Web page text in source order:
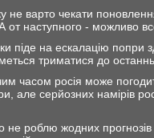
не варто чекати
от наступного - можливо
піде на ескалацію попри
триматися до
часом росія може
але серйозних намірів
не роблю жодних